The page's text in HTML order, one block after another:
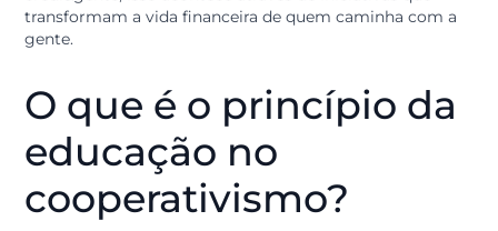
modelo cooperativista, essa realidade é totalmente
diferente.
que trata de educação, formação e informação. Na
credi&gente, isso acontece através de iniciativas que
transformam a vida financeira de quem caminha com